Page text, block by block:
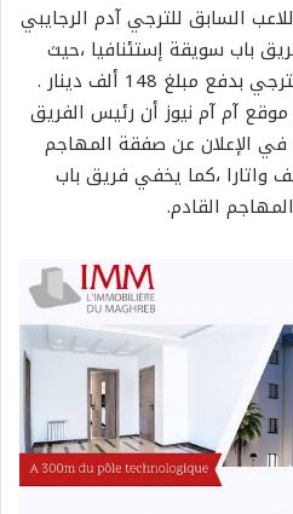
السابق للترجي آدم الرجايبي
باب سويقة إستئنافيا ،حيث
مبلغ 148 ألف دينار .
آم آم نيوز أن رئيس الفريق
الإعلان عن صفقة المهاجم
واتارا ،كما يخفي فريق باب
القادم.